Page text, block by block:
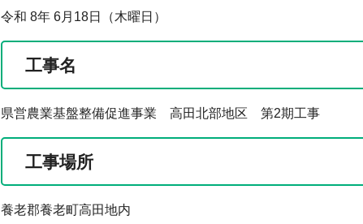
令和 8年 6月18日（木曜日）
工事名
県営農業基盤整備促進事業 高田北部地区 第2期工事
工事場所
養老郡養老町高田地内